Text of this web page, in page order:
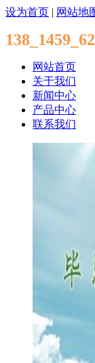
设为首页 | 网站地
网站首页
关于我们
新闻中心
产品中心
联系我们